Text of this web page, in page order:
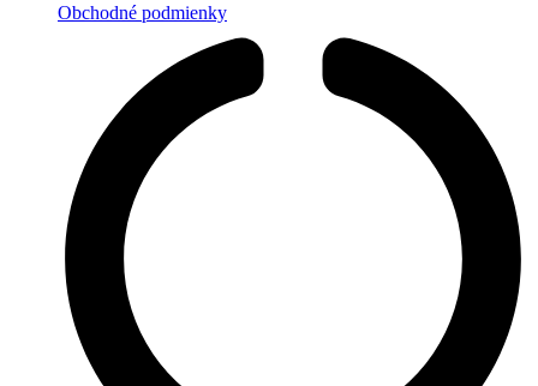
Obchodné podmienky